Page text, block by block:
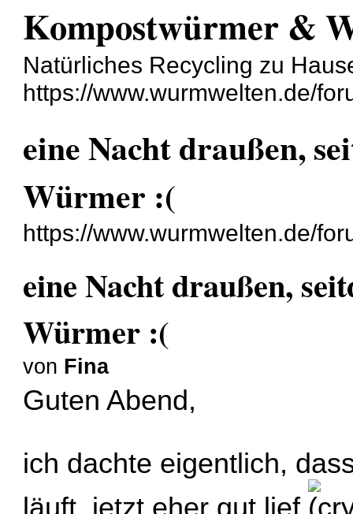
Kompostwürmer &
Natürliches Recycling zu
https://www.wurmwelten.de/
eine Nacht draußen,
Würmer :(
https://www.wurmwelten.de/
eine Nacht draußen,
Würmer :(
von Fina
Guten Abend,
ich dachte eigentlich,
läuft, jetzt eher gut lief